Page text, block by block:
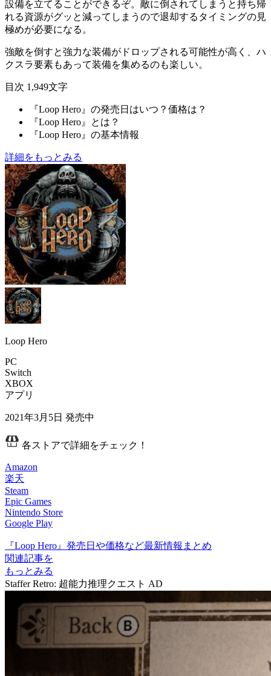
設備を立てることができるぞ。敵に倒されてしまうと持ち帰
れる資源がグッと減ってしまうので退却するタイミングの見
極めが必要になる。
強敵を倒すと強力な装備がドロップされる可能性が高く、 ハ
クスラ要素もあって装備を集めるのも楽しい。
目次 1,949文字
『Loop Hero』の発売⽇はいつ？価格は？
『Loop Hero』とは？
『Loop Hero』の基本情報
詳細をもっとみる
Loop Hero
PC
Switch
XBOX
アプリ
2021年3月5日 発売中
各ストアで詳細をチェック！
Amazon
楽天
Steam
Epic Games
Nintendo Store
Google Play
『Loop Hero』発売⽇や価格など最新情報まとめ
関連記事を
もっとみる
Staffer Retro: 超能力推理クエスト AD